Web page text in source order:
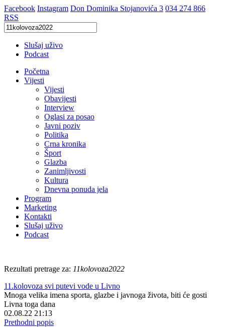
Facebook Instagram Don Dominika Stojanovića 3 034 274 866
RSS
Slušaj uživo
Podcast
Početna
Vijesti
Vijesti
Obavijesti
Interview
Oglasi za posao
Javni poziv
Politika
Crna kronika
Šport
Glazba
Zanimljivosti
Kultura
Dnevna ponuda jela
Program
Marketing
Kontakti
Slušaj uživo
Podcast
Rezultati pretrage za: 11kolovoza2022
11.kolovoza svi putevi vode u Livno
Mnoga velika imena sporta, glazbe i javnoga života, biti će gosti
Livna toga dana
02.08.22 21:13
Prethodni popis